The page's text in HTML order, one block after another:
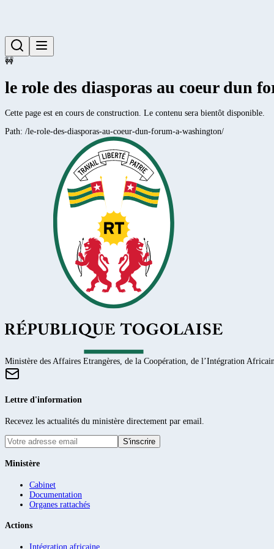
🚧
le role des diasporas au coeur dun
Cette page est en cours de construction. Le contenu sera bientôt disponible.
Path: /le-role-des-diasporas-au-coeur-dun-forum-a-washington/
Ministère des Affaires Etrangères, de la Coopération, de l’Intégration
Lettre d'information
Recevez les actualités du ministère directement par email.
S'inscrire
Ministère
Cabinet
Documentation
Organes rattachés
Actions
Intégration africaine